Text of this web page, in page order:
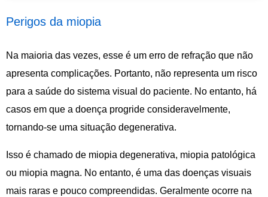
Perigos da miopia
Na maioria das vezes, esse é um erro de refração que não
apresenta complicações. Portanto, não representa um risco
para a saúde do sistema visual do paciente. No entanto, há
casos em que a doença progride consideravelmente,
tornando-se uma situação degenerativa.
Isso é chamado de miopia degenerativa, miopia patológica
ou miopia magna. No entanto, é uma das doenças visuais
mais raras e pouco compreendidas. Geralmente ocorre na